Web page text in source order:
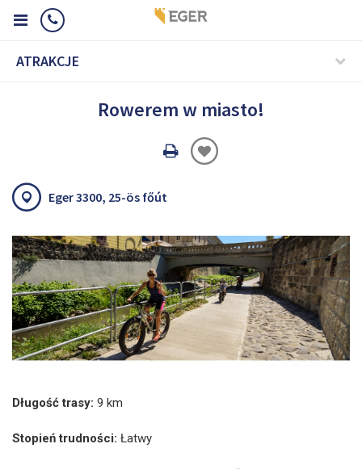
ATRAKCJE
Rowerem w miasto!
Oldal
Eger 3300, 25-ös főút
Długość trasy: 9 km
Stopień trudności: Łatwy